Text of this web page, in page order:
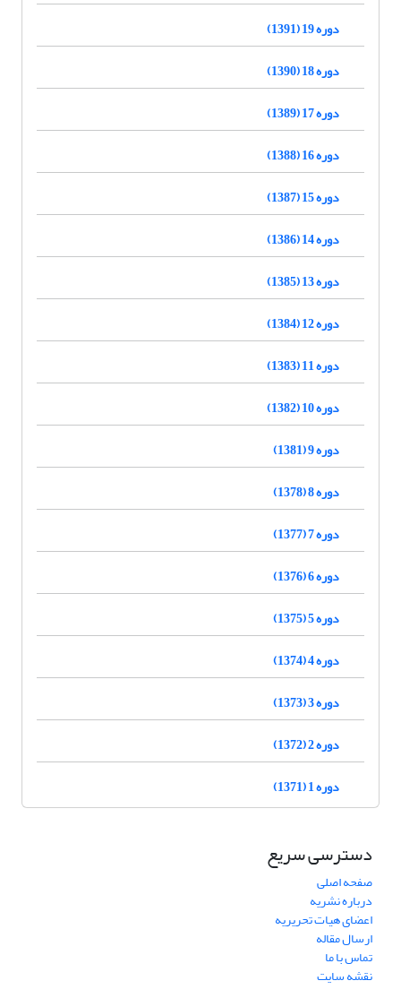
دوره 19 (1391)
دوره 18 (1390)
دوره 17 (1389)
دوره 16 (1388)
دوره 15 (1387)
دوره 14 (1386)
دوره 13 (1385)
دوره 12 (1384)
دوره 11 (1383)
دوره 10 (1382)
دوره 9 (1381)
دوره 8 (1378)
دوره 7 (1377)
دوره 6 (1376)
دوره 5 (1375)
دوره 4 (1374)
دوره 3 (1373)
دوره 2 (1372)
دوره 1 (1371)
دسترسی سریع
صفحه اصلی
درباره نشریه
اعضای هیات تحریریه
ارسال مقاله
تماس با ما
نقشه سایت